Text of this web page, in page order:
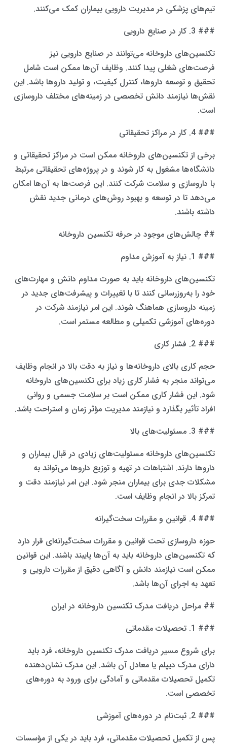
تیم‌های پزشکی در مدیریت دارویی بیماران کمک می‌کنند.
### 3. کار در صنایع دارویی
تکنسین‌های داروخانه می‌توانند در صنایع دارویی نیز
فرصت‌های شغلی پیدا کنند. وظایف آن‌ها ممکن است شامل
تحقیق و توسعه داروها، کنترل کیفیت، و تولید داروها باشد. این
نقش‌ها نیازمند دانش تخصصی در زمینه‌های مختلف داروسازی
است.
### 4. کار در مراکز تحقیقاتی
برخی از تکنسین‌های داروخانه ممکن است در مراکز تحقیقاتی و
دانشگاه‌ها مشغول به کار شوند و در پروژه‌های تحقیقاتی مرتبط
با داروسازی و سلامت شرکت کنند. این فرصت‌ها به آن‌ها امکان
می‌دهد تا در توسعه و بهبود روش‌های درمانی جدید نقش
داشته باشند.
## چالش‌های موجود در حرفه تکنسین داروخانه
### 1. نیاز به آموزش مداوم
تکنسین‌های داروخانه باید به صورت مداوم دانش و مهارت‌های
خود را به‌روزرسانی کنند تا با تغییرات و پیشرفت‌های جدید در
زمینه داروسازی هماهنگ شوند. این امر نیازمند شرکت در
دوره‌های آموزشی تکمیلی و مطالعه مستمر است.
### 2. فشار کاری
حجم کاری بالای داروخانه‌ها و نیاز به دقت بالا در انجام وظایف
می‌تواند منجر به فشار کاری زیاد برای تکنسین‌های داروخانه
شود. این فشار کاری ممکن است بر سلامت جسمی و روانی
افراد تأثیر بگذارد و نیازمند مدیریت مؤثر زمان و استراحت باشد.
### 3. مسئولیت‌های بالا
تکنسین‌های داروخانه مسئولیت‌های زیادی در قبال بیماران و
داروها دارند. اشتباهات در تهیه و توزیع داروها می‌تواند به
مشکلات جدی برای بیماران منجر شود. این امر نیازمند دقت و
تمرکز بالا در انجام وظایف است.
### 4. قوانین و مقررات سخت‌گیرانه
حوزه داروسازی تحت قوانین و مقررات سخت‌گیرانه‌ای قرار دارد
که تکنسین‌های داروخانه باید به آن‌ها پایبند باشند. این قوانین
ممکن است نیازمند دانش و آگاهی دقیق از مقررات دارویی و
تعهد به اجرای آن‌ها باشد.
## مراحل دریافت مدرک تکنسین داروخانه در ایران
### 1. تحصیلات مقدماتی
برای شروع مسیر دریافت مدرک تکنسین داروخانه، فرد باید
دارای مدرک دیپلم یا معادل آن باشد. این مدرک نشان‌دهنده
تکمیل تحصیلات مقدماتی و آمادگی برای ورود به دوره‌های
تخصصی است.
### 2. ثبت‌نام در دوره‌های آموزشی
پس از تکمیل تحصیلات مقدماتی، فرد باید در یکی از مؤسسات